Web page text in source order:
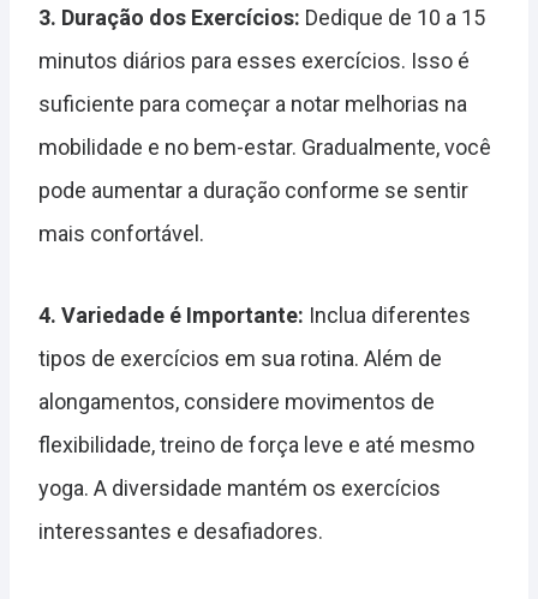
3. Duração dos Exercícios: Dedique de 10 a 15
minutos diários para esses exercícios. Isso é
suficiente para começar a notar melhorias na
mobilidade e no bem-estar. Gradualmente, você
pode aumentar a duração conforme se sentir
mais confortável.
4. Variedade é Importante: Inclua diferentes
tipos de exercícios em sua rotina. Além de
alongamentos, considere movimentos de
flexibilidade, treino de força leve e até mesmo
yoga. A diversidade mantém os exercícios
interessantes e desafiadores.